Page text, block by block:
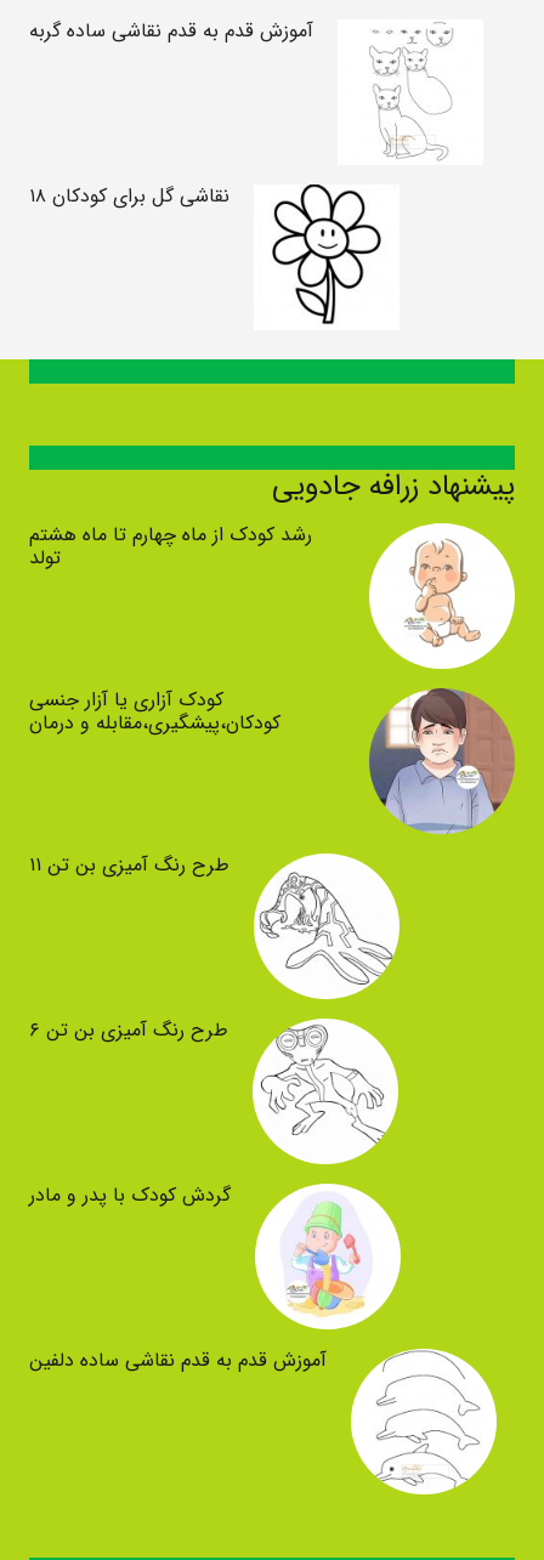
آموزش قدم به قدم نقاشی ساده گربه
نقاشی گل برای کودکان ۱۸
پیشنهاد زرافه جادویی
رشد کودک از ماه چهارم تا ماه هشتم
تولد
کودک آزاری یا آزار جنسی
کودکان،پیشگیری،مقابله و درمان
طرح رنگ آمیزی بن تن ۱۱
طرح رنگ آمیزی بن تن ۶
گردش کودک با پدر و مادر
آموزش قدم به قدم نقاشی ساده دلفین